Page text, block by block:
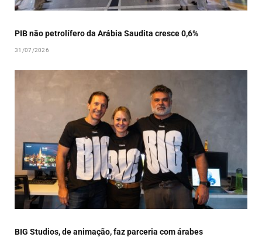
PIB não petrolífero da Arábia Saudita cresce 0,6%
31/07/2026
BIG Studios, de animação, faz parceria com árabes